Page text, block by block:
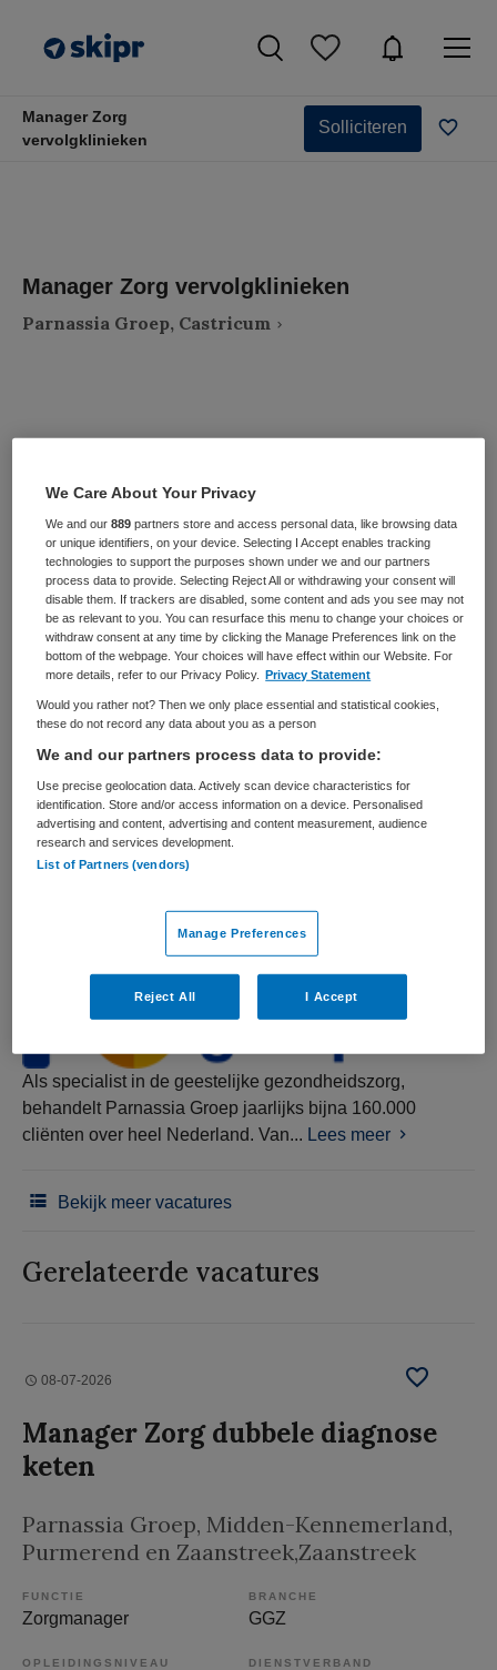
Manager Zorg
vervolgklinieken
Solliciteren
Manager Zorg vervolgklinieken
Parnassia Groep, Castricum
Zorgmanagement Zorgmanager
BRANCHE
Zelfstandige kliniek
AANSTELLING
Vaste aanstelling
PLAATSINGSDATUM
16 april 2025
NIVEAU
WO
ERVARING DIENSTVERBAND
Parttime
Vacature niet beschikbaar
Deze vacature Manager Zorg vervolgklinieken bij
Parnassia Groep is niet meer actueel. Hieronder staan
enkele vergelijkbare vacatures die voor u wellicht
Als specialist in de geestelijke gezondheidszorg,
behandelt Parnassia Groep jaarlijks bijna 160.000
cliënten over heel Nederland. Van... Lees meer
Bekijk meer vacatures
Gerelateerde vacatures
08-07-2026
Manager Zorg dubbele diagnose
keten
Parnassia Groep, Midden-Kennemerland,
Purmerend en Zaanstreek,Zaanstreek
FUNCTIE
Zorgmanager
BRANCHE
GGZ
OPLEIDINGSNIVEAU DIENSTVERBAND
We Care About Your Privacy
We and our889 partners store and access personal data, like browsing data
or unique identifiers, on your device. Selecting I Accept enables tracking
technologies to support the purposes shown under we and our partners
process data to provide. Selecting Reject All or withdrawing your consent will
disable them. If trackers are disabled, some content and ads you see may not
be as relevant to you. You can resurface this menu to change your choices or
withdraw consent at any time by clicking the Manage Preferences link on the
bottom of the webpage. Your choices will have effect within our Website. For
more details, refer to our Privacy Policy.
Privacy Statement
Would you rather not? Then we only place essential and statistical cookies,
these do not record any data about you as a person
We and our partners process data to provide:
Use precise geolocation data. Actively scan device characteristics for
identification. Store and/or access information on a device. Personalised
advertising and content, advertising and content measurement, audience
research and services development.
List of Partners (vendors)
Manage Preferences
Reject All I Accept